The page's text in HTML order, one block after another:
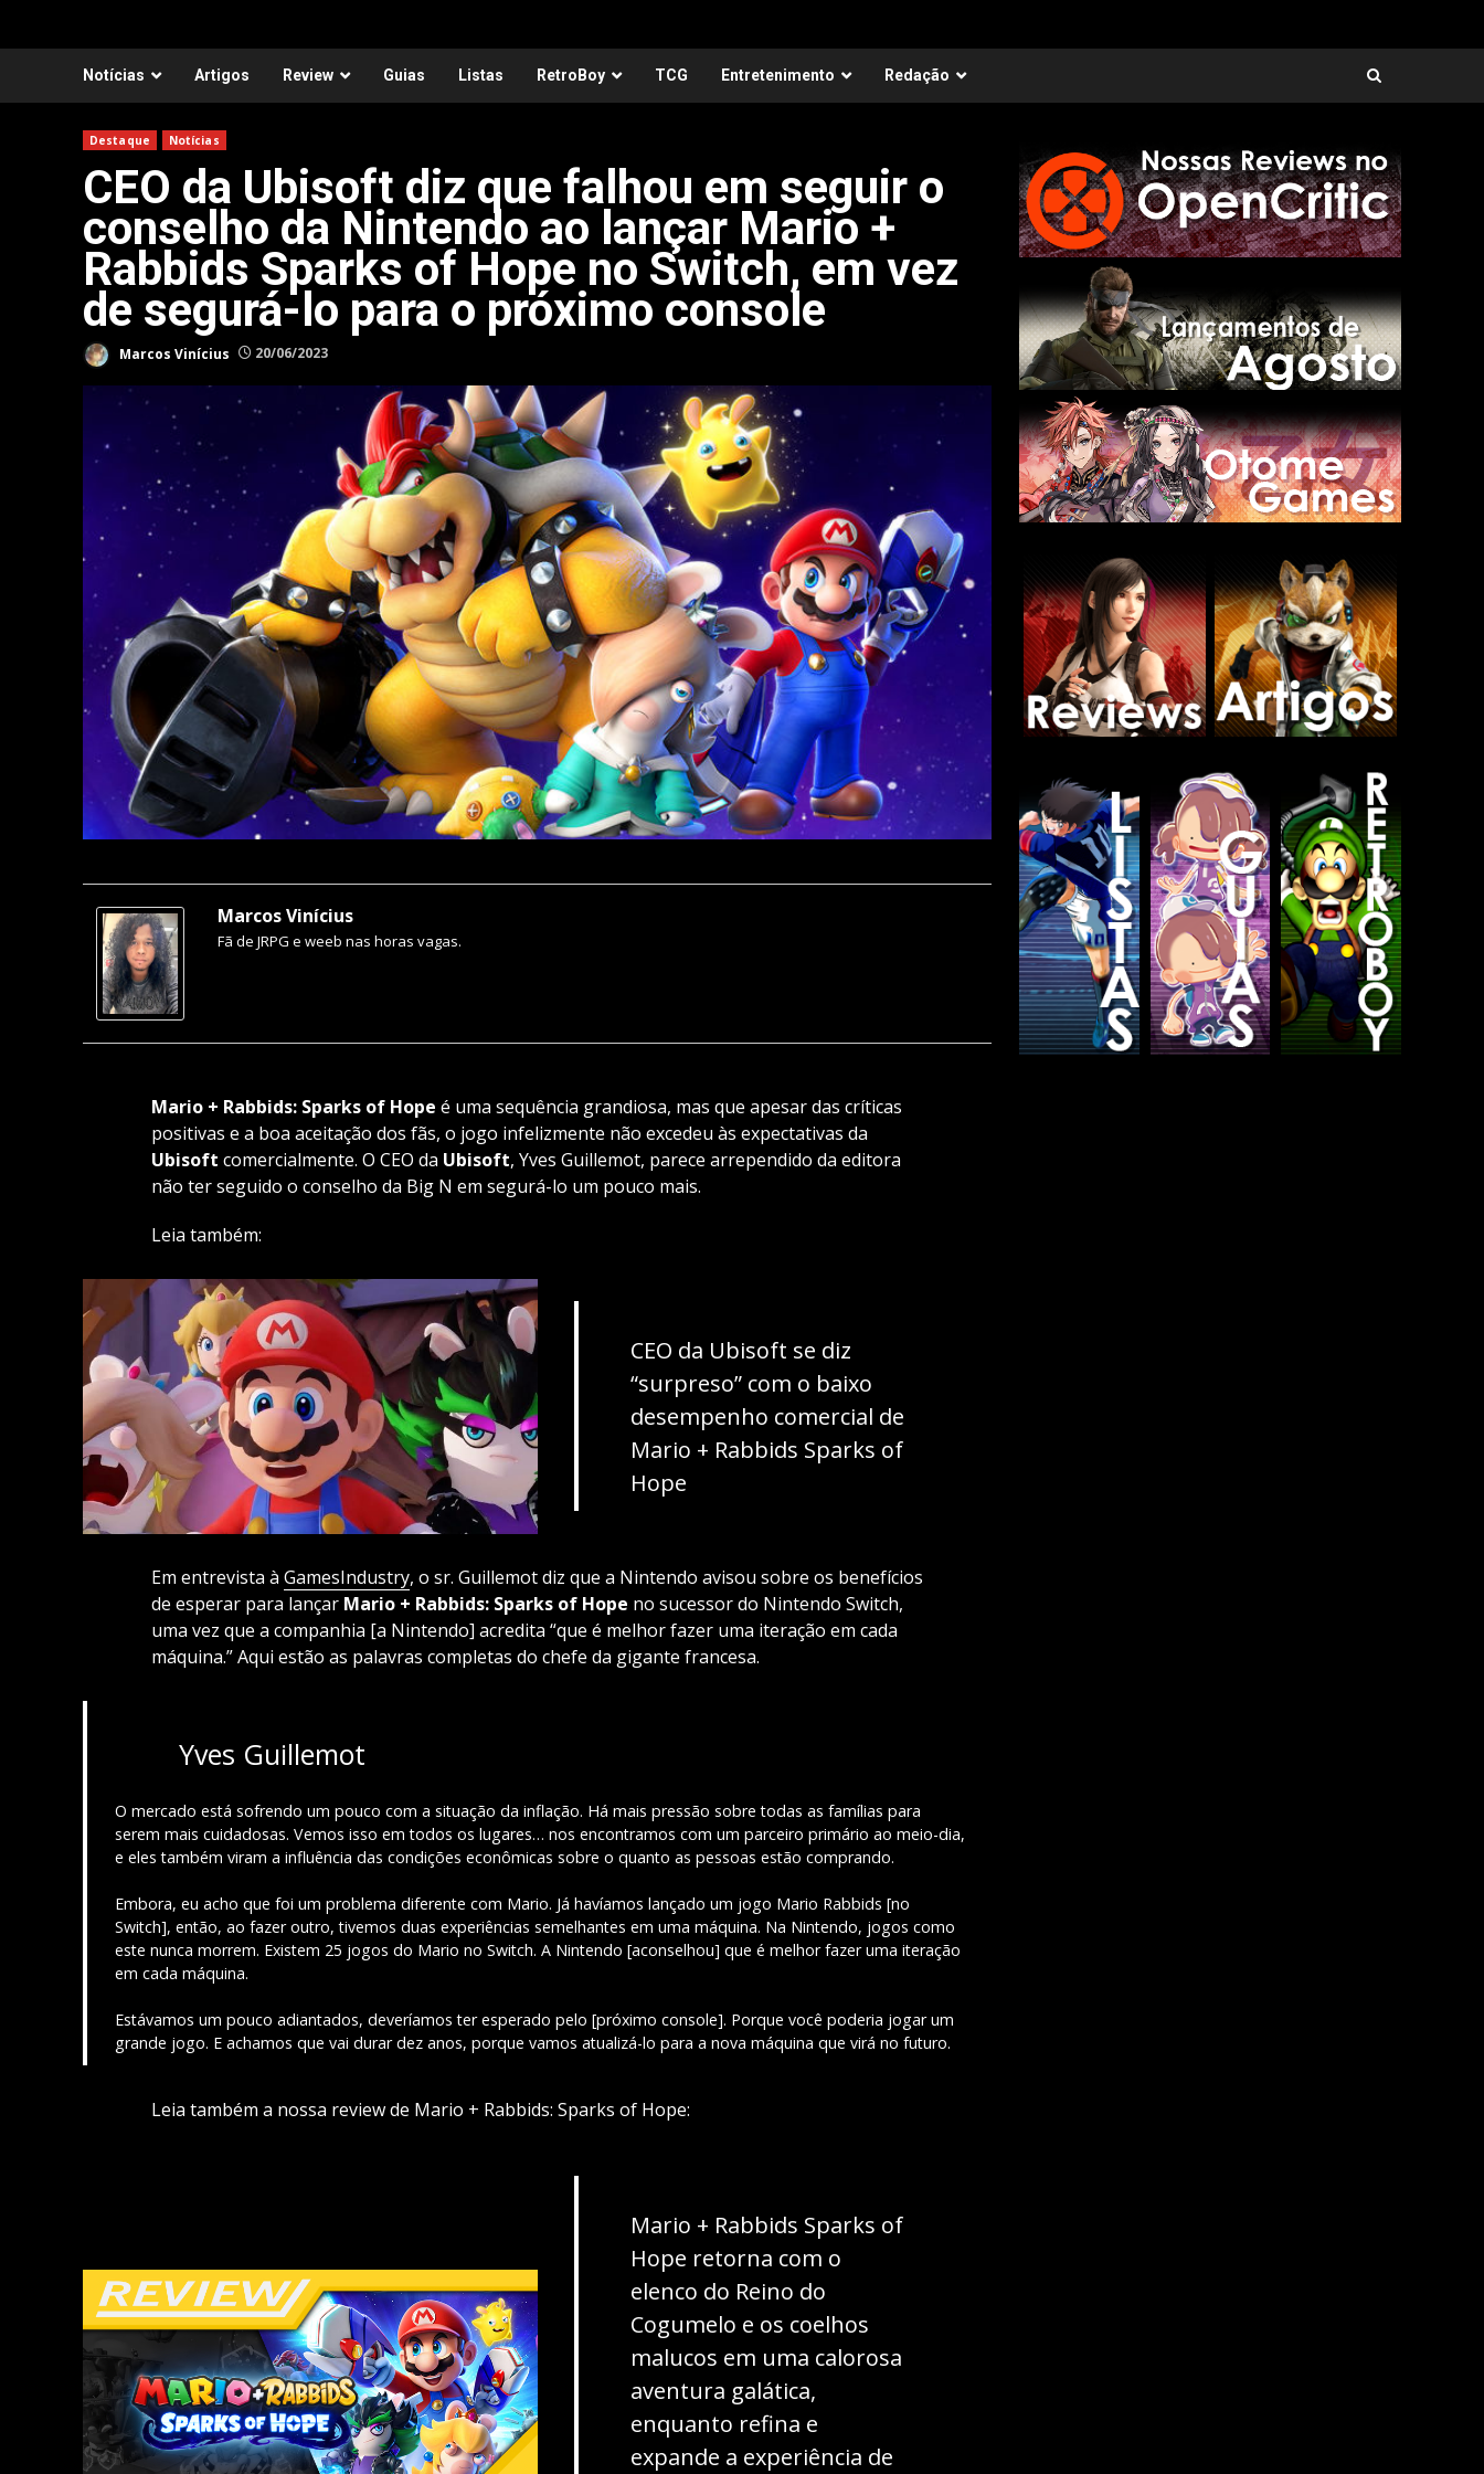
Notícias Artigos Review Guias Listas RetroBoy TCG Entretenimento Redação
Destaque Notícias
CEO da Ubisoft diz que falhou em seguir o
conselho da Nintendo ao lançar Mario +
Rabbids Sparks of Hope no Switch, em vez
de segurá-lo para o próximo console
Marcos Vinícius 20/06/2023
Marcos Vinícius
Fã de JRPG e weeb nas horas vagas.
Mario + Rabbids: Sparks of Hope é uma sequência grandiosa, mas que apesar das críticas
positivas e a boa aceitação dos fãs, o jogo infelizmente não excedeu às expectativas da
Ubisoft comercialmente. O CEO da Ubisoft, Yves Guillemot, parece arrependido da editora
não ter seguido o conselho da Big N em segurá-lo um pouco mais.
Leia também:
CEO da Ubisoft se diz
“surpreso” com o baixo
desempenho comercial de
Mario + Rabbids Sparks of
Hope
Em entrevista à GamesIndustry, o sr. Guillemot diz que a Nintendo avisou sobre os benefícios
de esperar para lançar Mario + Rabbids: Sparks of Hope no sucessor do Nintendo Switch,
uma vez que a companhia [a Nintendo] acredita “que é melhor fazer uma iteração em cada
máquina.” Aqui estão as palavras completas do chefe da gigante francesa.
Yves Guillemot
O mercado está sofrendo um pouco com a situação da inflação. Há mais pressão sobre todas as famílias para
serem mais cuidadosas. Vemos isso em todos os lugares… nos encontramos com um parceiro primário ao meio-dia,
e eles também viram a influência das condições econômicas sobre o quanto as pessoas estão comprando.
Embora, eu acho que foi um problema diferente com Mario. Já havíamos lançado um jogo Mario Rabbids [no
Switch], então, ao fazer outro, tivemos duas experiências semelhantes em uma máquina. Na Nintendo, jogos como
este nunca morrem. Existem 25 jogos do Mario no Switch. A Nintendo [aconselhou] que é melhor fazer uma iteração
em cada máquina.
Estávamos um pouco adiantados, deveríamos ter esperado pelo [próximo console]. Porque você poderia jogar um
grande jogo. E achamos que vai durar dez anos, porque vamos atualizá-lo para a nova máquina que virá no futuro.
Leia também a nossa review de Mario + Rabbids: Sparks of Hope:
Mario + Rabbids Sparks of
Hope retorna com o
elenco do Reino do
Cogumelo e os coelhos
malucos em uma calorosa
aventura galática,
enquanto refina e
expande a experiência de